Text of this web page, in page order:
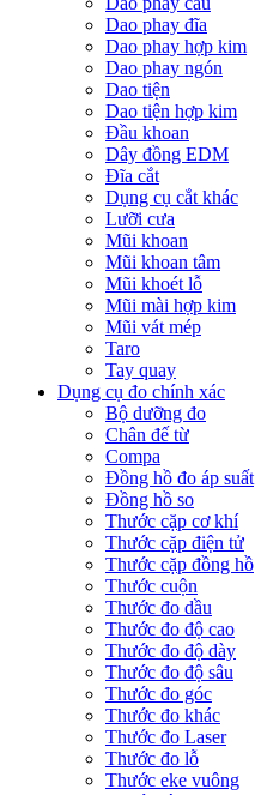
Dao phay đĩa
Dao phay hợp kim
Dao phay ngón
Dao tiện
Dao tiện hợp kim
Đầu khoan
Dây đồng EDM
Đĩa cắt
Dụng cụ cắt khác
Lưỡi cưa
Mũi khoan
Mũi khoan tâm
Mũi khoét lỗ
Mũi mài hợp kim
Mũi vát mép
Taro
Tay quay
Dụng cụ đo chính xác
Bộ dưỡng đo
Chân đế từ
Compa
Đồng hồ đo áp suất
Đồng hồ so
Thước cặp cơ khí
Thước cặp điện tử
Thước cặp đồng hồ
Thước cuộn
Thước đo dầu
Thước đo độ cao
Thước đo độ dày
Thước đo độ sâu
Thước đo góc
Thước đo khác
Thước đo Laser
Thước đo lỗ
Thước eke vuông